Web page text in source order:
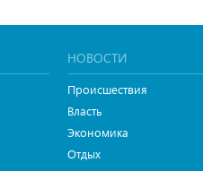
НОВОСТИ
Происшествия
Власть
Экономика
Отдых